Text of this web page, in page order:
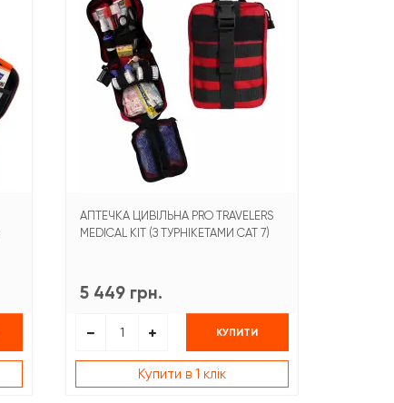
АПТЕЧКА ЦИВІЛЬНА PRO TRAVELERS
MEDICAL KIT (З ТУРНІКЕТАМИ CAT 7)
5 449 грн.
КУПИТИ
Купити в 1 клік